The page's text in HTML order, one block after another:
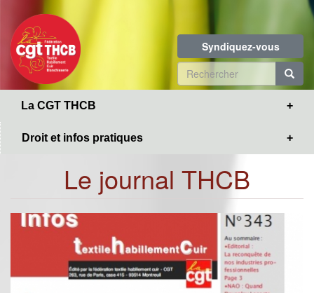
contenu
principal
Syndiquez-vous
Formulaire
de
La CGT THCB
Droit et infos pratiques
Le journal THCB